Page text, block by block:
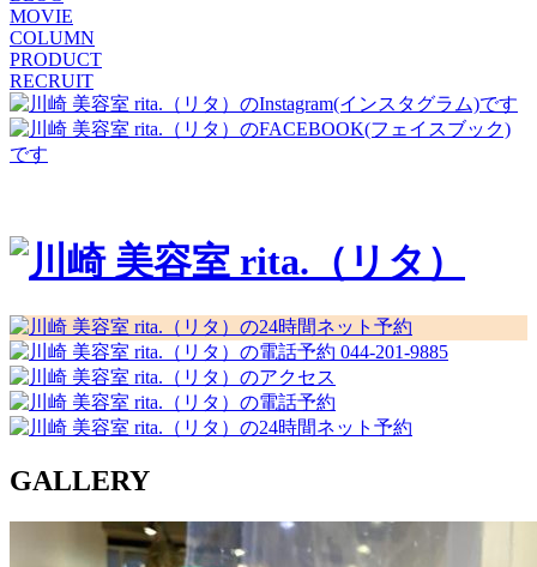
MOVIE
COLUMN
PRODUCT
RECRUIT
044-201-9885
GALLERY